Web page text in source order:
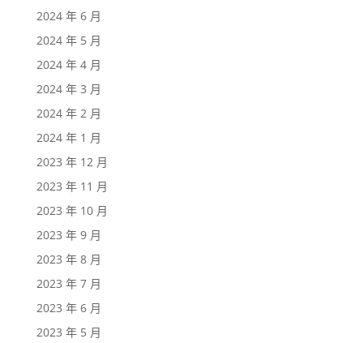
2024 年 6 月
2024 年 5 月
2024 年 4 月
2024 年 3 月
2024 年 2 月
2024 年 1 月
2023 年 12 月
2023 年 11 月
2023 年 10 月
2023 年 9 月
2023 年 8 月
2023 年 7 月
2023 年 6 月
2023 年 5 月